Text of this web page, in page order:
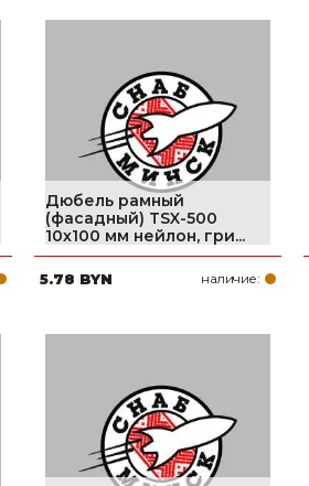
Дюбель рамный
(фасадный) TSX-500
10х100 мм нейлон, гри...
5.78 BYN наличие: